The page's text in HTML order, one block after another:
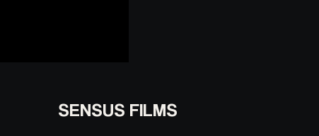
SENSUS FILMS